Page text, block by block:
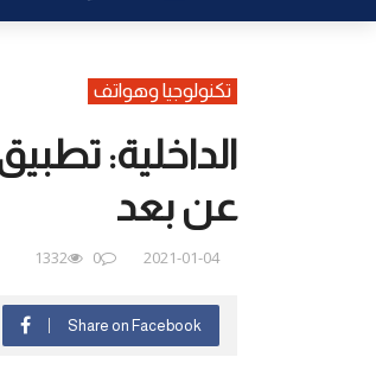
تكنولوجيا وهواتف
الداخلية:
عن بعد
2021-01-04
0
1332
Share on Facebook